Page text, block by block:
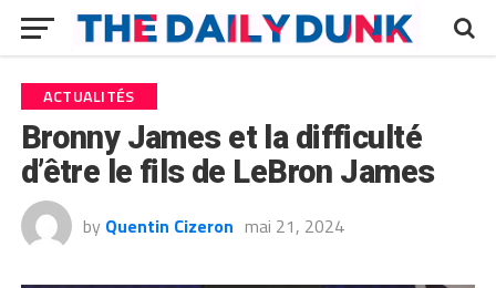
ACTUALITÉS
Bronny James et la difficulté
d’être le fils de LeBron James
by Quentin Cizeron mai 21, 2024